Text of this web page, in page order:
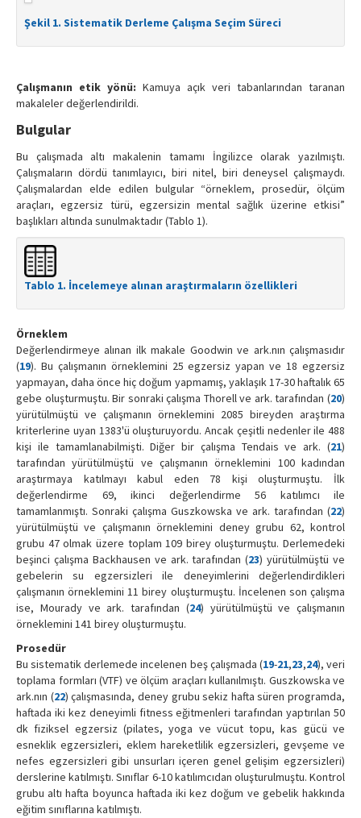
Şekil 1. Sistematik Derleme Çalışma Seçim Süreci
Çalışmanın etik yönü: Kamuya açık veri tabanlarından taranan
makaleler değerlendirildi.
Bulgular
Bu çalışmada altı makalenin tamamı İngilizce olarak yazılmıştı.
Çalışmaların dördü tanımlayıcı, biri nitel, biri deneysel çalışmaydı.
Çalışmalardan elde edilen bulgular “örneklem, prosedür, ölçüm
araçları, egzersiz türü, egzersizin mental sağlık üzerine etkisi”
başlıkları altında sunulmaktadır (Tablo 1).
Tablo 1. İncelemeye alınan araştırmaların özellikleri
Örneklem
Değerlendirmeye alınan ilk makale Goodwin ve ark.nın çalışmasıdır
(19). Bu çalışmanın örneklemini 25 egzersiz yapan ve 18 egzersiz
yapmayan, daha önce hiç doğum yapmamış, yaklaşık 17-30 haftalık 65
gebe oluşturmuştu. Bir sonraki çalışma Thorell ve ark. tarafından (20)
yürütülmüştü ve çalışmanın örneklemini 2085 bireyden araştırma
kriterlerine uyan 1383'ü oluşturuyordu. Ancak çeşitli nedenler ile 488
kişi ile tamamlanabilmişti. Diğer bir çalışma Tendais ve ark. (21)
tarafından yürütülmüştü ve çalışmanın örneklemini 100 kadından
araştırmaya katılmayı kabul eden 78 kişi oluşturmuştu. İlk
değerlendirme 69, ikinci değerlendirme 56 katılımcı ile
tamamlanmıştı. Sonraki çalışma Guszkowska ve ark. tarafından (22)
yürütülmüştü ve çalışmanın örneklemini deney grubu 62, kontrol
grubu 47 olmak üzere toplam 109 birey oluşturmuştu. Derlemedeki
beşinci çalışma Backhausen ve ark. tarafından (23) yürütülmüştü ve
gebelerin su egzersizleri ile deneyimlerini değerlendirdikleri
çalışmanın örneklemini 11 birey oluşturmuştu. İncelenen son çalışma
ise, Mourady ve ark. tarafından (24) yürütülmüştü ve çalışmanın
örneklemini 141 birey oluşturmuştu.
Prosedür
Bu sistematik derlemede incelenen beş çalışmada (19-21,23,24), veri
toplama formları (VTF) ve ölçüm araçları kullanılmıştı. Guszkowska ve
ark.nın (22) çalışmasında, deney grubu sekiz hafta süren programda,
haftada iki kez deneyimli fitness eğitmenleri tarafından yaptırılan 50
dk fiziksel egzersiz (pilates, yoga ve vücut topu, kas gücü ve
esneklik egzersizleri, eklem hareketlilik egzersizleri, gevşeme ve
nefes egzersizleri gibi unsurları içeren genel gelişim egzersizleri)
derslerine katılmıştı. Sınıflar 6-10 katılımcıdan oluşturulmuştu. Kontrol
grubu altı hafta boyunca haftada iki kez doğum ve gebelik hakkında
eğitim sınıflarına katılmıştı.